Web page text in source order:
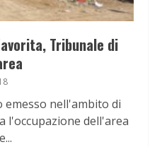
Tribunale di
nell'ambito di
l'occupazione dell'area